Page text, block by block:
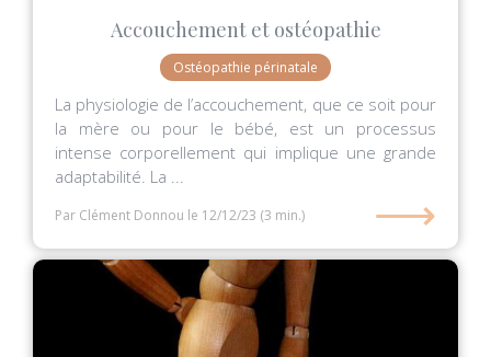
Accouchement et ostéopathie
Ostéopathie périnatale
La physiologie de l’accouchement, que ce soit pour
la mère ou pour le bébé, est un processus
intense corporellement qui implique une grande
adaptabilité. La ...
Par Clément Donnou le 12/12/23 (3 min.) ⟶